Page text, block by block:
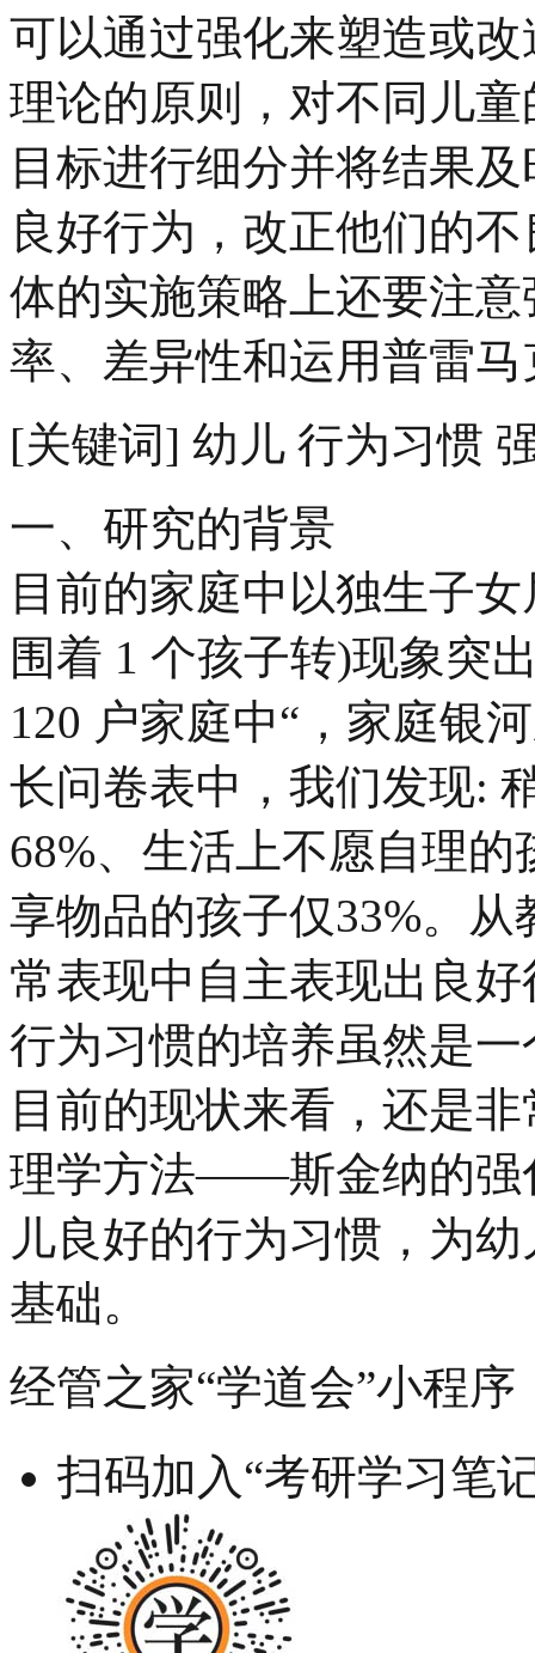
可以通过强化来塑造或
理论的原则，对不同儿
目标进行细分并将结果
良好行为，改正他们的
体的实施策略上还要注
率、差异性和运用普雷
[关键词] 幼儿 行为习惯
一、研究的背景
目前的家庭中以独生子
围着 1 个孩子转)现象突
120 户家庭中“，家庭银
长问卷表中，我们发现:
68%、生活上不愿自理
享物品的孩子仅33%。
常表现中自主表现出良
行为习惯的培养虽然是
目前的现状来看，还是
理学方法——斯金纳的强
儿良好的行为习惯，为
基础。
经管之家“学道会”小程序
扫码加入“考研学习笔